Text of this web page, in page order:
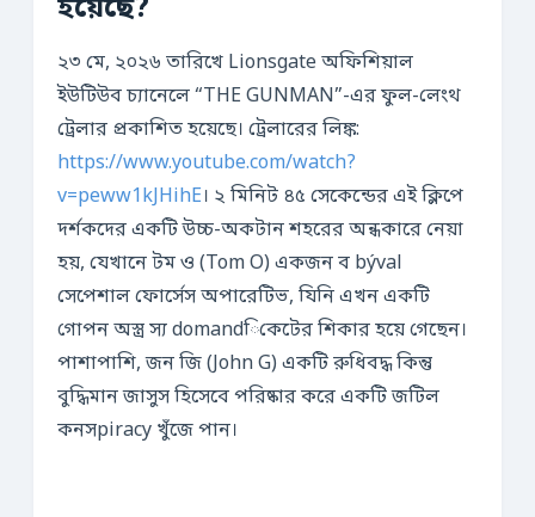
হয়েছে?
২৩ মে, ২০২৬ তারিখে Lionsgate অফিশিয়াল
ইউটিউব চ্যানেলে “THE GUNMAN”-এর ফুল-লেংথ
ট্রেলার প্রকাশিত হয়েছে। ট্রেলারের লিঙ্ক:
https://www.youtube.com/watch?
v=peww1kJHihE। ২ মিনিট ৪৫ সেকেন্ডের এই ক্লিপে
দর্শকদের একটি উচ্চ-অকটান শহরের অন্ধকারে নেয়া
হয়, যেখানে টম ও (Tom O) একজন ব býval
সেপেশাল ফোর্সেস অপারেটিভ, যিনি এখন একটি
গোপন অস্ত্র স্য domandিকেটের শিকার হয়ে গেছেন।
পাশাপাশি, জন জি (John G) একটি রুধিবদ্ধ কিন্তু
বুদ্ধিমান জাসুস হিসেবে পরিষ্কার করে একটি জটিল
কনসpiracy খুঁজে পান।